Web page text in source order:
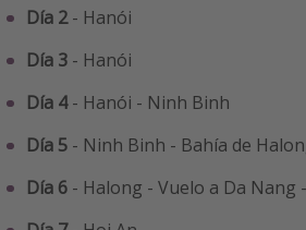
Día 2- Hanói
Día 3 - Hanói
Día 4- Hanói - Ninh Binh
Día 5 - Ninh Binh - Bahía de
Día 6 - Halong - Vuelo a Da Nang